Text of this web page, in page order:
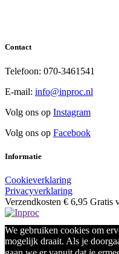
Contact
Telefoon: 070-3461541
E-mail: info@inproc.nl
Volg ons op Instagram
Volg ons op Facebook
Informatie
Cookieverklaring
Privacyverklaring
Verzendkosten € 6,95 Gratis
We gebruiken cookies om
mogelijk draait. Als je